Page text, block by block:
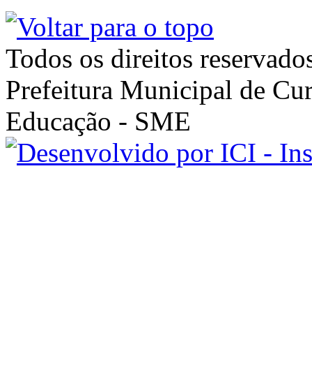
Todos os direitos
Prefeitura Municipal de
Educação - SME